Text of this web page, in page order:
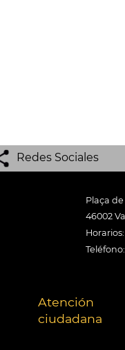
Redes Sociales
Plaça
46002
Atención
ciudadana